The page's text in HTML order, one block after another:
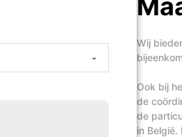
Wij
Ook bij
de
de
in